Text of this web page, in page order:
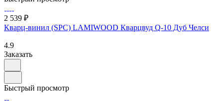
2 539 ₽
Кварц-винил (SPC) LAMIWOOD Кварцвуд Q-10 Дуб Челси
4.9
Заказать
Быстрый просмотр